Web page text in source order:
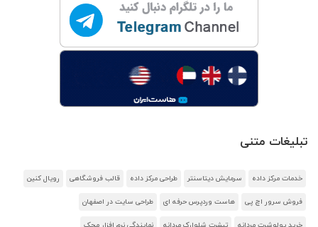
تبلیغات متنی
خدمات مرکز داده سرمایش دیتاسنتر طراحی مرکز داده قالب فروشگاهی رویال کنین
فروش سرور اچ پی هاست وردپرس حرفه ای طراحی سایت در اصفهان